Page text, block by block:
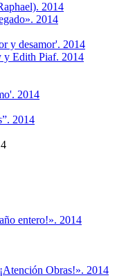
2014
2014
y desamor'. 2014
y Edith Piaf. 2014
2014
2014
entero!». 2014
Obras!». 2014